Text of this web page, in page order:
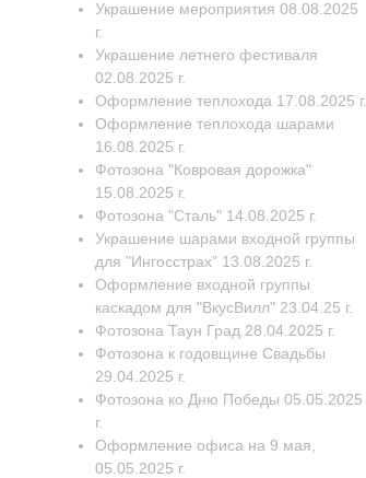
Украшение мероприятия 08.08.2025
г.
Украшение летнего фестиваля
02.08.2025 г.
Оформление теплохода 17.08.2025 г.
Оформление теплохода шарами
16.08.2025 г.
Фотозона "Ковровая дорожка"
15.08.2025 г.
Фотозона "Сталь" 14.08.2025 г.
Украшение шарами входной группы
для "Ингосстрах" 13.08.2025 г.
Оформление входной группы
каскадом для "ВкусВилл" 23.04.25 г.
Фотозона Таун Град 28.04.2025 г.
Фотозона к годовщине Свадьбы
29.04.2025 г.
Фотозона ко Дню Победы 05.05.2025
г.
Оформление офиса на 9 мая,
05.05.2025 г.